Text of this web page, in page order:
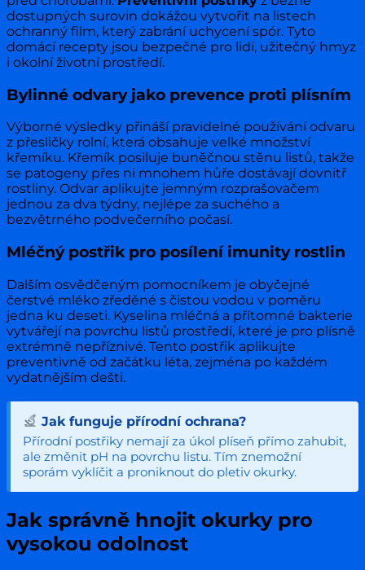
dostupných surovin dokážou vytvořit na listech
ochranný film, který zabrání uchycení spór. Tyto
domácí recepty jsou bezpečné pro lidi, užitečný hmyz
i okolní životní prostředí.
Bylinné odvary jako prevence proti plísním
Výborné výsledky přináší pravidelné používání odvaru
z přesličky rolní, která obsahuje velké množství
křemíku. Křemík posiluje buněčnou stěnu listů, takže
se patogeny přes ni mnohem hůře dostávají dovnitř
rostliny. Odvar aplikujte jemným rozprašovačem
jednou za dva týdny, nejlépe za suchého a
bezvětrného podvečerního počasí.
Mléčný postřik pro posílení imunity rostlin
Dalším osvědčeným pomocníkem je obyčejné
čerstvé mléko zředěné s čistou vodou v poměru
jedna ku deseti. Kyselina mléčná a přítomné bakterie
vytvářejí na povrchu listů prostředí, které je pro plísně
extrémně nepříznivé. Tento postřik aplikujte
preventivně od začátku léta, zejména po každém
vydatnějším dešti.
Jak funguje přírodní ochrana?
Přírodní postřiky nemají za úkol plíseň přímo zahubit,
ale změnit pH na povrchu listu. Tím znemožní
sporám vyklíčit a proniknout do pletiv okurky.
Jak správně hnojit okurky pro
vysokou odolnost